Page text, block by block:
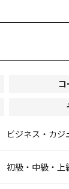
コ
ビジネス・カジ
初級・中級・上